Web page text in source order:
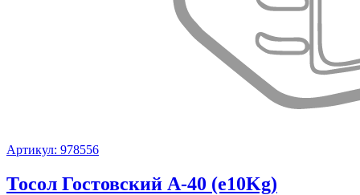
Артикул: 978556
Тосол Гостовский А-40 (e10Kg)